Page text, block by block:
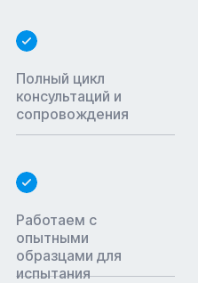
Полный цикл
консультаций и
сопровождения
Работаем с
опытными
образцами для
испытания